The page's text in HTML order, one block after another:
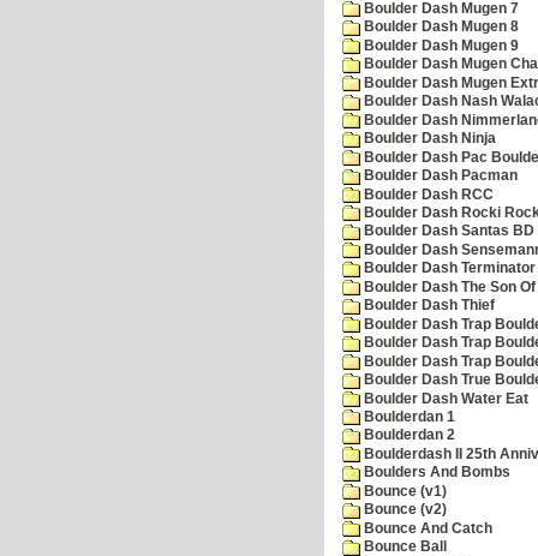
Boulder Dash Mugen 7
Boulder Dash Mugen 8
Boulder Dash Mugen 9
Boulder Dash Mugen
Boulder Dash Mugen
Boulder Dash Nash
Boulder Dash
Boulder Dash Ninja
Boulder Dash Pac
Boulder Dash Pacman
Boulder Dash RCC
Boulder Dash Rocki
Boulder Dash Santas
Boulder Dash
Boulder Dash
Boulder Dash The Son
Boulder Dash Thief
Boulder Dash Trap
Boulder Dash Trap
Boulder Dash Trap
Boulder Dash True
Boulder Dash Water Eat
Boulderdan 1
Boulderdan 2
Boulderdash II 25th
Boulders And Bombs
Bounce (v1)
Bounce (v2)
Bounce And Catch
Bounce Ball